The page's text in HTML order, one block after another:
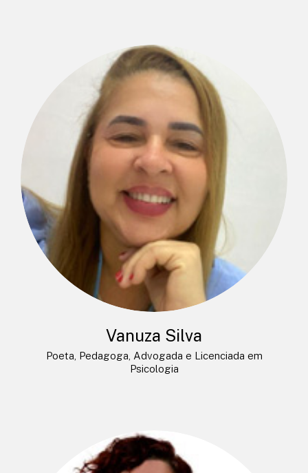
Vanuza Silva
Poeta, Pedagoga, Advogada e Licenciada em
Psicologia